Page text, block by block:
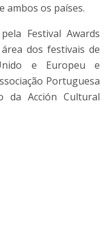
ambos os países.
Festival Awards
dos festivais de
e Europeu e
Portuguesa
da Acción Cultural